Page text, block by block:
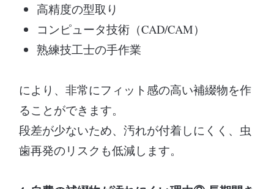
高精度の型取り
コンピュータ技術（CAD/CAM）
熟練技工士の手作業
により、非常にフィット感の高い補綴物を作
ることができます。
段差が少ないため、汚れが付着しにくく、虫
歯再発のリスクも低減します。